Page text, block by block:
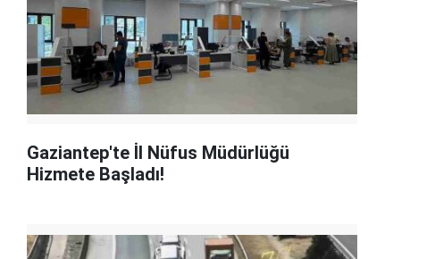
Gaziantep'te İl Nüfus Müdürlüğü
Hizmete Başladı!